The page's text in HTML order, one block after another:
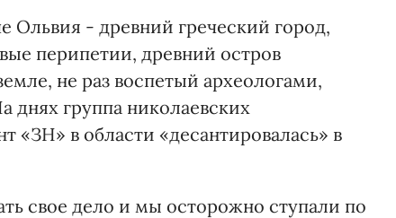
Ольвия - древний греческий город,
перипетии, древний остров
не раз воспетый археологами,
группа николаевских
«ЗН» в области «десантировалась» в
свое дело и мы осторожно ступали по